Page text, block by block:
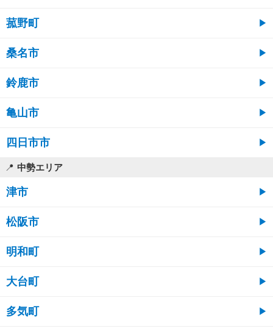
菰野町
桑名市
鈴鹿市
亀山市
四日市市
中勢エリア
津市
松阪市
明和町
大台町
多気町